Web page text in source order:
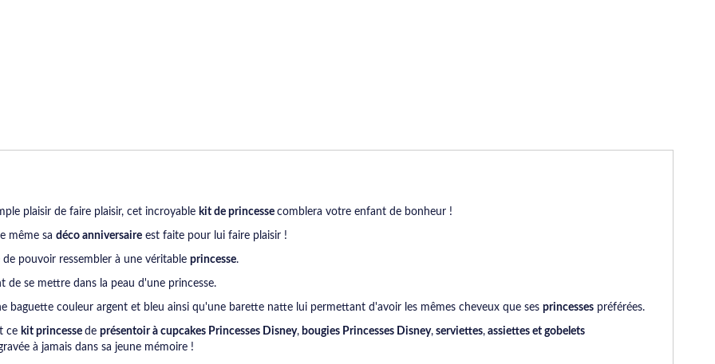
plaisir de faire plaisir, cet incroyable kit de princesse comblera votre enfant de bonheur !
même sa déco anniversaire est faite pour lui faire plaisir !
pouvoir ressembler à une véritable princesse.
de se mettre dans la peau d'une princesse.
couleur argent et bleu ainsi qu'une barette natte lui permettant d'avoir les mêmes cheveux que ses princesses préférées.
ce kit princesse de présentoir à cupcakes Princesses Disney, bougies Princesses Disney, serviettes, assiettes et gobelets
à jamais dans sa jeune mémoire !